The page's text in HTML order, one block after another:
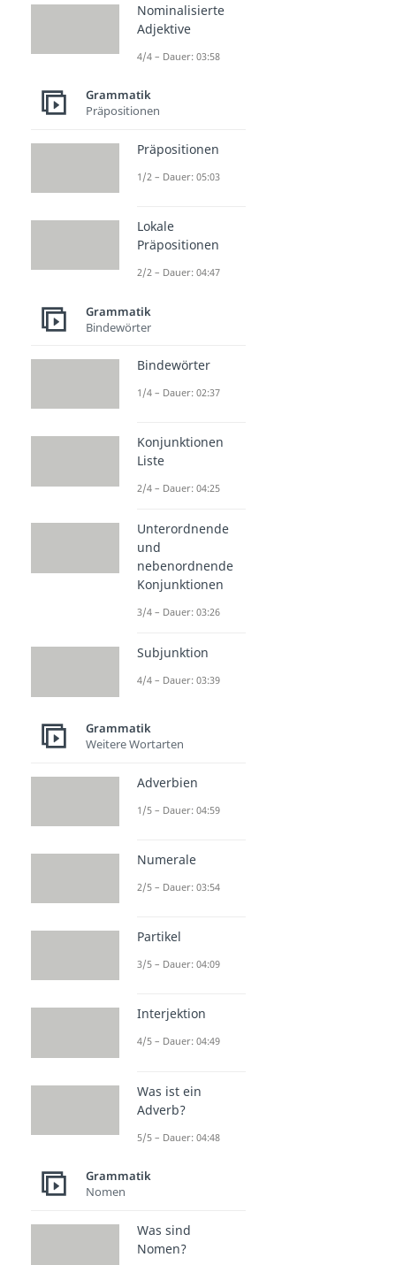
Nominalisierte
Adjektive
4/4 – Dauer: 03:58
Grammatik
Präpositionen
Präpositionen
1/2 – Dauer: 05:03
Lokale
Präpositionen
2/2 – Dauer: 04:47
Grammatik
Bindewörter
Bindewörter
1/4 – Dauer: 02:37
Konjunktionen
Liste
2/4 – Dauer: 04:25
Unterordnende
und
nebenordnende
Konjunktionen
3/4 – Dauer: 03:26
Subjunktion
4/4 – Dauer: 03:39
Grammatik
Weitere Wortarten
Adverbien
1/5 – Dauer: 04:59
Numerale
2/5 – Dauer: 03:54
Partikel
3/5 – Dauer: 04:09
Interjektion
4/5 – Dauer: 04:49
Was ist ein
Adverb?
5/5 – Dauer: 04:48
Grammatik
Nomen
Was sind
Nomen?